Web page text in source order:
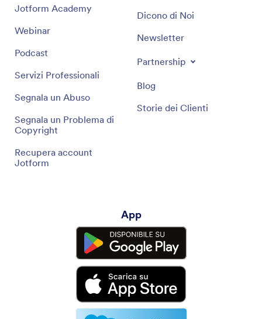
Jotform Academy
Webinar
Podcast
Servizi Professionali
Segnala un Abuso
Segnala un Problema di
Copyright
Recupera account
Jotform
Dicono di Noi
Newsletter
Partnership
Blog
Storie dei Clienti
App